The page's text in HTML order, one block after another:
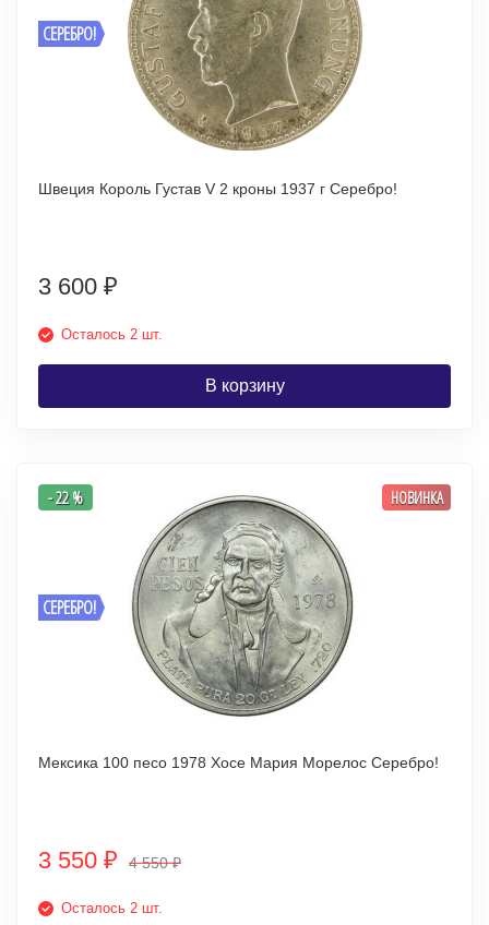
СЕРЕБРО!
Швеция Король Густав V 2 кроны 1937 г Серебро!
3 600 ₽
Осталось 2 шт.
В корзину
СЕРЕБРО!
- 22 % НОВИНКА
Мексика 100 песо 1978 Хосе Мария Морелос Серебро!
3 550 ₽ 4 550₽
Осталось 2 шт.